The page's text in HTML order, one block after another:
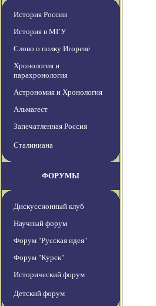
История России
История в МГУ
Слово о полку Игореве
Хронология и
парахронология
Астрономия и Хронология
Альмагест
Запечатленная Россия
Сталиниана
ФОРУМЫ
Дискуссионный клуб
Научный форум
Форум "Русская идея"
Форум "Курск"
Исторический форум
Детский форум